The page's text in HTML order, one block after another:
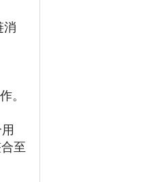
消
。
至